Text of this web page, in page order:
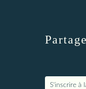
S'inscrire à